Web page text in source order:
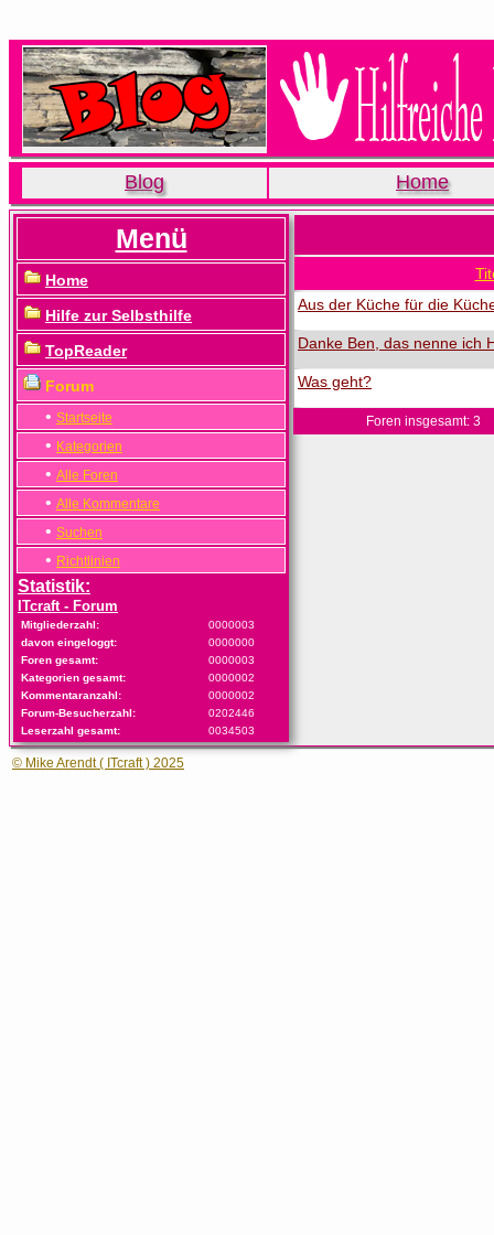
Blog Home
Menü
Home
Hilfe zur Selbsthilfe
TopReader
Forum
• Startseite
• Kategorien
• Alle Foren
• Alle Kommentare
• Suchen
• Richtlinien
Statistik:
ITcraft - Forum
Mitgliederzahl:
0000003
davon eingeloggt:
0000000
Foren gesamt:
0000003
Kategorien gesamt:
0000002
Kommentaranzahl:
0000002
Forum-Besucherzahl:
0202446
Leserzahl gesamt:
0034503
Aus der Küche für die
Danke Ben, das nenne ich
Was geht?
Foren insgesamt: 3
© Mike Arendt ( ITcraft ) 2025